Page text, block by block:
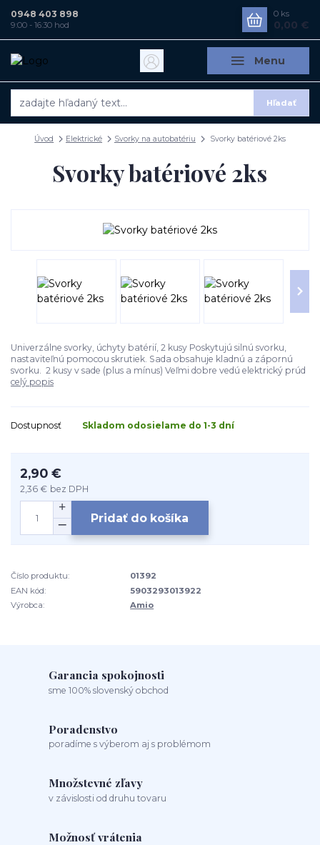
Menu
Hľadať
0948 403 898
9:00 - 16:30 hod
0 ks
0,00 €
Úvod Elektrické Svorky na autobatériu Svorky batériové 2ks
Svorky batériové 2ks
Univerzálne svorky, úchyty batérií, 2 kusy Poskytujú silnú svorku,
nastaviteľnú pomocou skrutiek. Sada obsahuje kladnú a zápornú
svorku. 2 kusy v sade (plus a mínus) Veľmi dobre vedú elektrický prúd
celý popis
Dostupnosť Skladom odosielame do 1-3 dní
2,90 €
2,36 € bez DPH
Pridať do košíka
Číslo produktu:
01392
EAN kód:
5903293013922
Výrobca:
Amio
Garancia spokojnosti
sme 100% slovenský obchod
Poradenstvo
poradíme s výberom aj s problémom
Množstevné zľavy
v závislosti od druhu tovaru
Možnosť vrátenia